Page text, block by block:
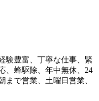
験豊富、丁寧な仕事、緊
、蜂駆除、年中無休、24
まで営業、土曜日営業、